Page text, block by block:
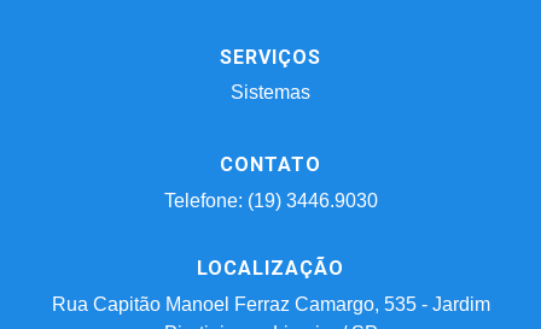
SERVIÇOS
Sistemas
CONTATO
Telefone: (19) 3446.9030
LOCALIZAÇÃO
Rua Capitão Manoel Ferraz Camargo, 535 - Jardim